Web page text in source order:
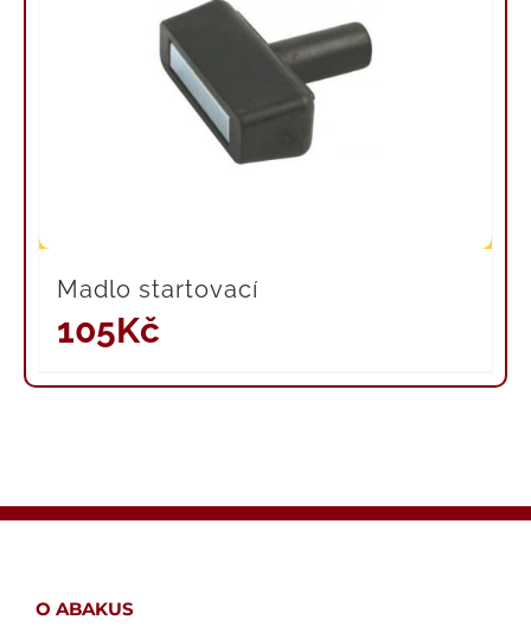
Madlo startovací
105Kč
O ABAKUS